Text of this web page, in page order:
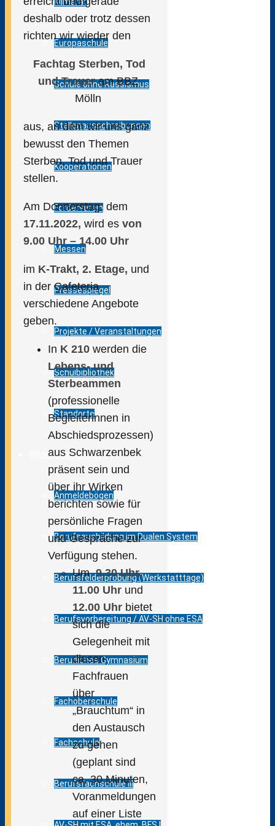
Europaschule
Schule ohne Rassismus
Stellenausschreibungen
Kooperationen
Förderverein
Messen
Pressespiegel
Projekte / Veranstaltungen
Schulbibliothek
Standorte
Bildungsangebot
Anmeldebögen
Berufsausbildung im Dualen System
Berufsfelderprobung (Werkstatttage)
Berufsvorbereitung / AV-SH ohne ESA
Berufliches Gymnasium
Fachoberschule
Fachschule
Berufsfachschule III
deshalb oder trotz dessen
richten wir wieder den
Fachtag Sterben, Tod
und Traueram BBZ
Mölln
aus, an dem wir uns ganz
bewusst den Themen
Sterben, Tod und Trauer
stellen.
Am Donnerstag, dem
17.11.2022, wird es von
9.00 Uhr – 14.00 Uhr
im K-Trakt, 2. Etage, und
in der Cafeteria
verschiedene Angebote
geben.
In K 210 werden die
Lebens- und
Sterbeammen
(professionelle
Begleiterinnen in
Abschiedsprozessen)
aus Schwarzenbek
präsent sein und
über ihr Wirken
berichten sowie für
persönliche Fragen
und Gespräche zur
Verfügung stehen.
Um9.30 Uhr,
11.00 Uhr und
12.00 Uhr bietet
sich die
Gelegenheit mit
diesen
Fachfrauen
über
„Brauchtum“ in
den Austausch
zu gehen
(geplant sind
ca. 30 Minuten,
Voranmeldungen
auf einer Liste